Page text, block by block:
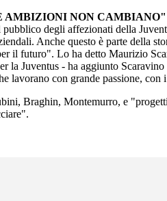
AMBIZIONI NON CAMBIANO"
degli affezionati della
Anche questo è parte della
il futuro". Lo ha detto Maurizio
la Juventus - ha aggiunto
lavorano con grande passione,
Braghin, Montemurro, e